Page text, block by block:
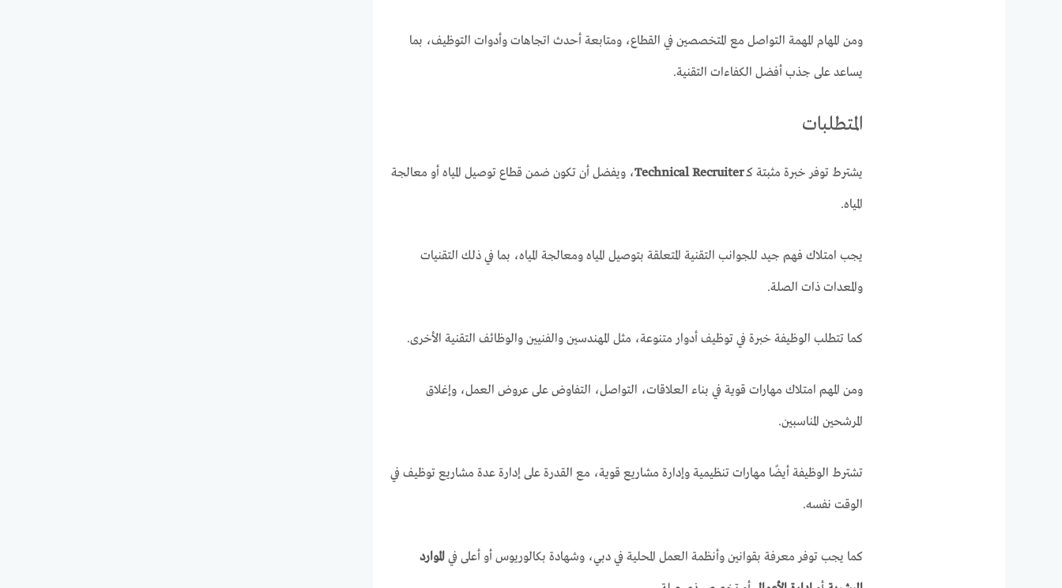
ومن المهام المهمة التواصل مع المتخصصين في القطاع، ومتابعة أحدث اتجاهات وأدوات التوظيف، بما
يساعد على جذب أفضل الكفاءات التقنية.
المتطلبات
يشترط توفر خبرة مثبتة كـTechnical Recruiter، ويفضل أن تكون ضمن قطاع توصيل المياه أو معالجة
المياه.
يجب امتلاك فهم جيد للجوانب التقنية المتعلقة بتوصيل المياه ومعالجة المياه، بما في ذلك التقنيات
والمعدات ذات الصلة.
كما تتطلب الوظيفة خبرة في توظيف أدوار متنوعة، مثل المهندسين والفنيين والوظائف التقنية الأخرى.
ومن المهم امتلاك مهارات قوية في بناء العلاقات، التواصل، التفاوض على عروض العمل، وإغلاق
المرشحين المناسبين.
تشترط الوظيفة أيضًا مهارات تنظيمية وإدارة مشاريع قوية، مع القدرة على إدارة عدة مشاريع توظيف في
الوقت نفسه.
كما يجب توفر معرفة بقوانين وأنظمة العمل المحلية في دبي، وشهادة بكالوريوس أو أعلى في الموارد